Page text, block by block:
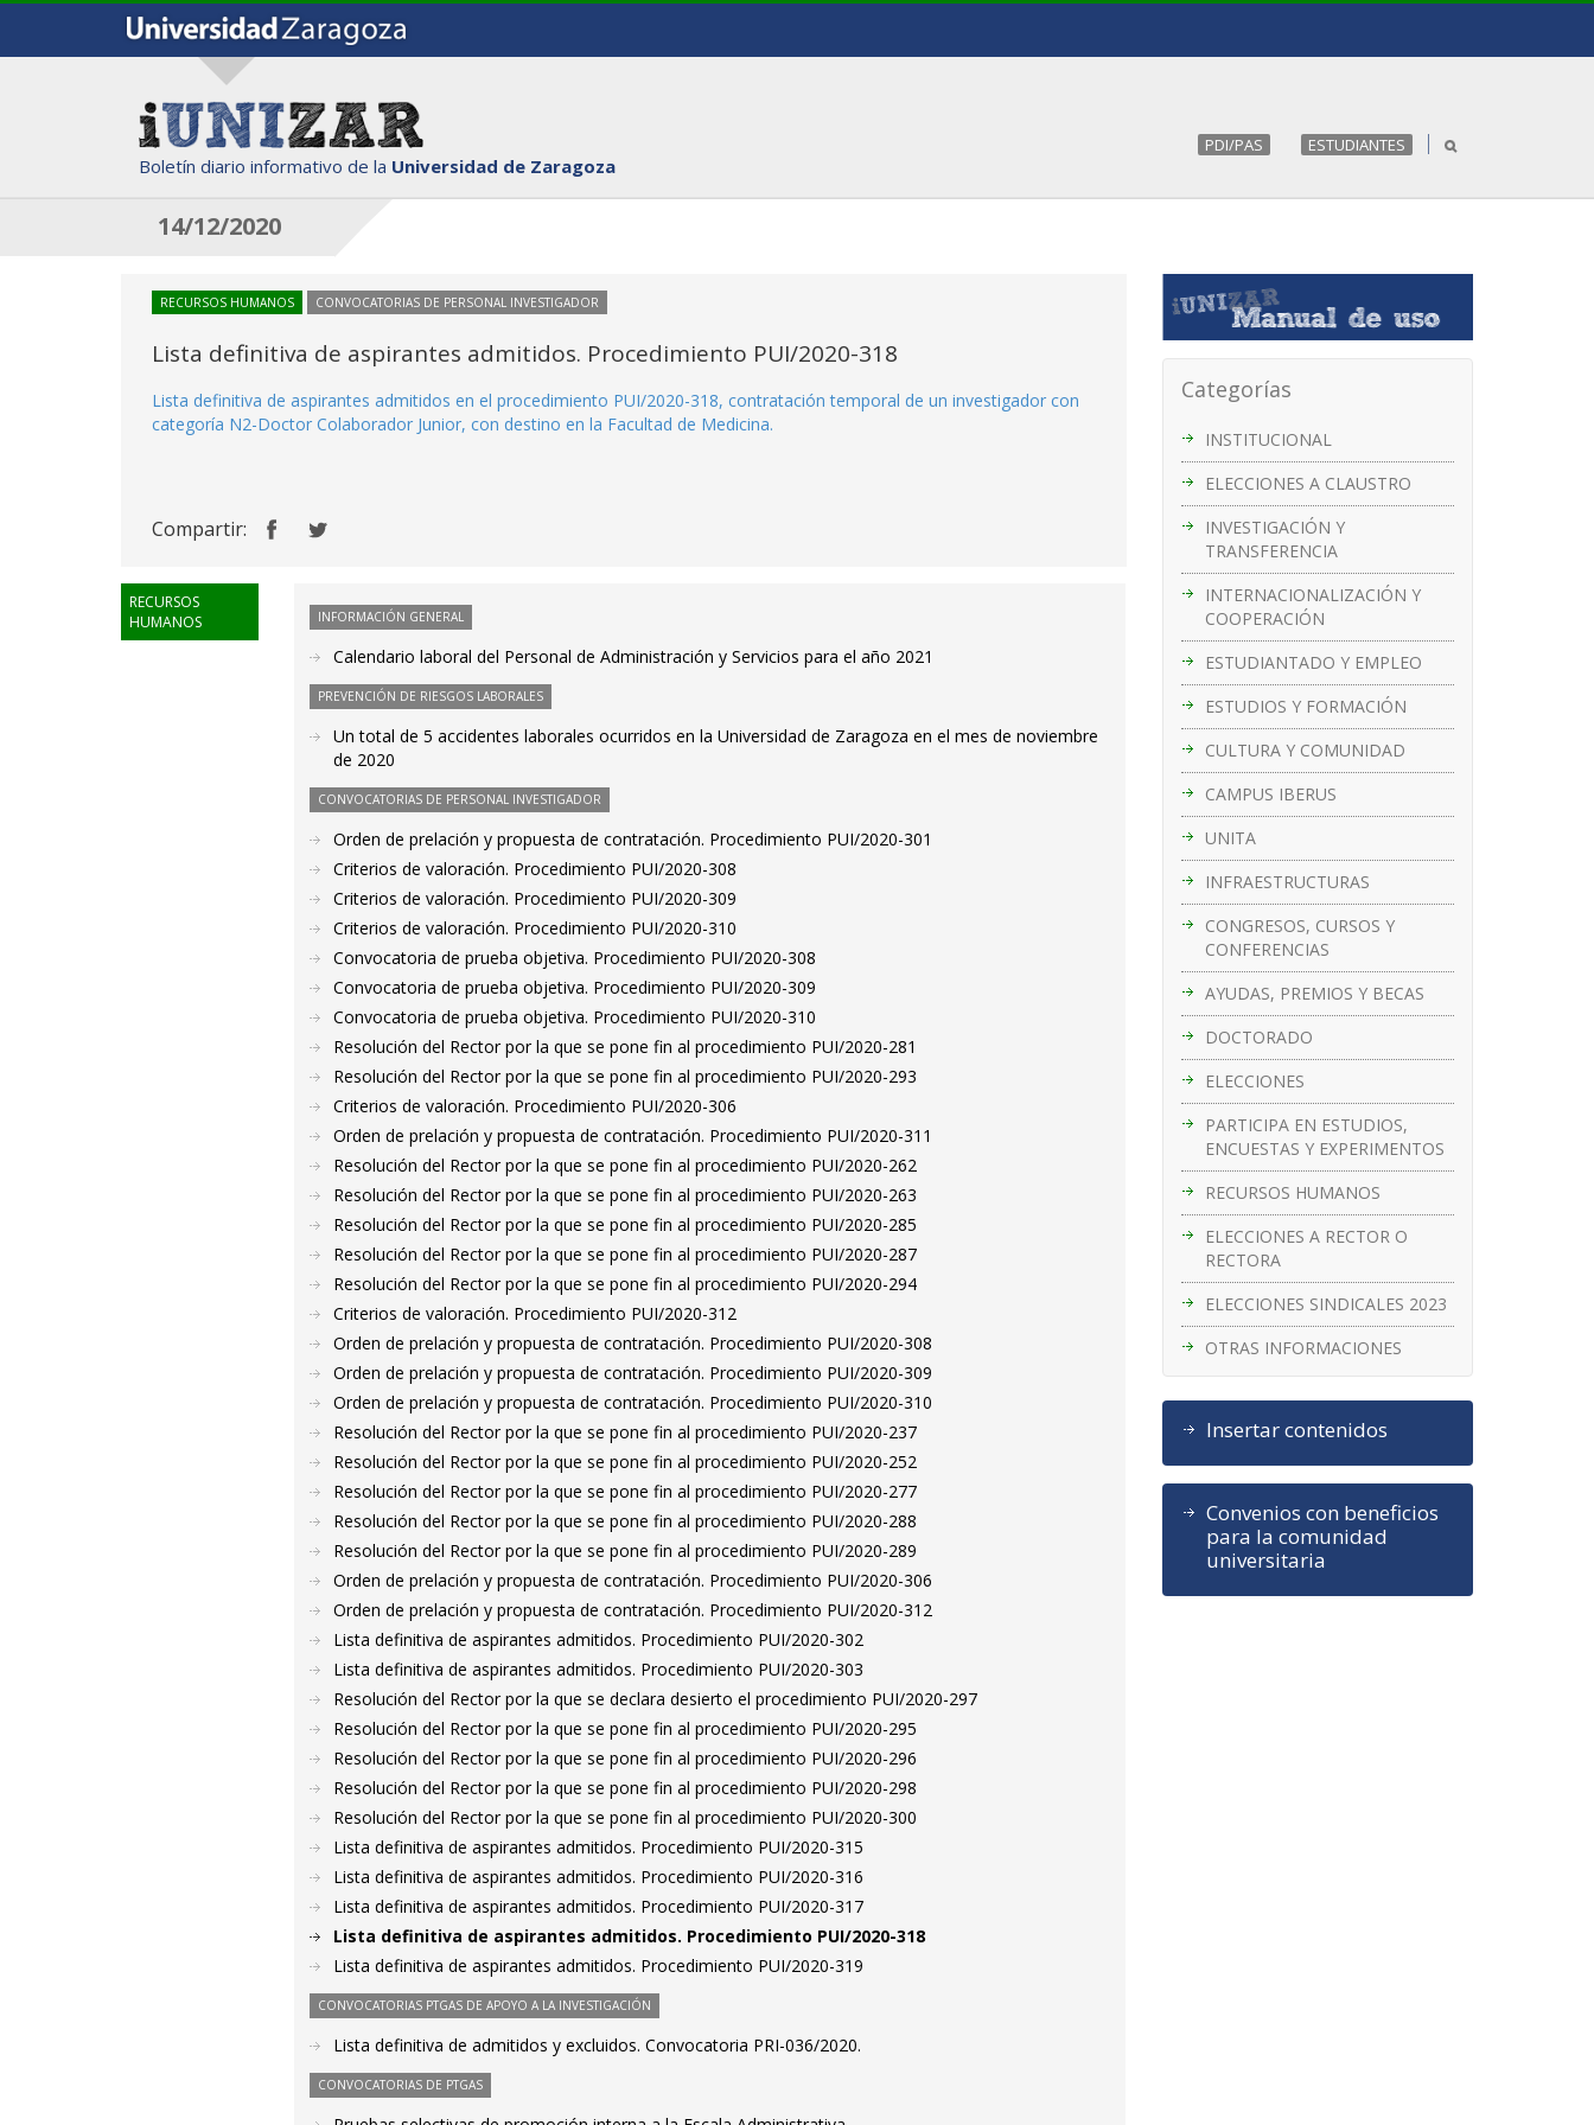
Boletín diario informativo de la Universidad de Zaragoza
PDI/PAS ESTUDIANTES
14/12/2020
Categorías
INSTITUCIONAL
ELECCIONES A CLAUSTRO
INVESTIGACIÓN Y
TRANSFERENCIA
INTERNACIONALIZACIÓN Y
COOPERACIÓN
ESTUDIANTADO Y EMPLEO
ESTUDIOS Y FORMACIÓN
CULTURA Y COMUNIDAD
CAMPUS IBERUS
UNITA
INFRAESTRUCTURAS
CONGRESOS, CURSOS Y
CONFERENCIAS
AYUDAS, PREMIOS Y BECAS
DOCTORADO
ELECCIONES
PARTICIPA EN ESTUDIOS,
ENCUESTAS Y EXPERIMENTOS
RECURSOS HUMANOS
ELECCIONES A RECTOR O
RECTORA
ELECCIONES SINDICALES 2023
OTRAS INFORMACIONES
Insertar contenidos
Convenios con beneficios
para la comunidad
universitaria
RECURSOS HUMANOS CONVOCATORIAS DE PERSONAL INVESTIGADOR
Lista definitiva de aspirantes admitidos. Procedimiento PUI/2020-318
Lista definitiva de aspirantes admitidos en el procedimiento PUI/2020-318, contratación temporal de un investigador con
categoría N2-Doctor Colaborador Junior, con destino en la Facultad de Medicina.
Compartir:
RECURSOS
HUMANOS
INFORMACIÓN GENERAL
Calendario laboral del Personal de Administración y Servicios para el año 2021
PREVENCIÓN DE RIESGOS LABORALES
Un total de 5 accidentes laborales ocurridos en la Universidad de Zaragoza en el mes de noviembre
de 2020
CONVOCATORIAS DE PERSONAL INVESTIGADOR
Orden de prelación y propuesta de contratación. Procedimiento PUI/2020-301
Criterios de valoración. Procedimiento PUI/2020-308
Criterios de valoración. Procedimiento PUI/2020-309
Criterios de valoración. Procedimiento PUI/2020-310
Convocatoria de prueba objetiva. Procedimiento PUI/2020-308
Convocatoria de prueba objetiva. Procedimiento PUI/2020-309
Convocatoria de prueba objetiva. Procedimiento PUI/2020-310
Resolución del Rector por la que se pone fin al procedimiento PUI/2020-281
Resolución del Rector por la que se pone fin al procedimiento PUI/2020-293
Criterios de valoración. Procedimiento PUI/2020-306
Orden de prelación y propuesta de contratación. Procedimiento PUI/2020-311
Resolución del Rector por la que se pone fin al procedimiento PUI/2020-262
Resolución del Rector por la que se pone fin al procedimiento PUI/2020-263
Resolución del Rector por la que se pone fin al procedimiento PUI/2020-285
Resolución del Rector por la que se pone fin al procedimiento PUI/2020-287
Resolución del Rector por la que se pone fin al procedimiento PUI/2020-294
Criterios de valoración. Procedimiento PUI/2020-312
Orden de prelación y propuesta de contratación. Procedimiento PUI/2020-308
Orden de prelación y propuesta de contratación. Procedimiento PUI/2020-309
Orden de prelación y propuesta de contratación. Procedimiento PUI/2020-310
Resolución del Rector por la que se pone fin al procedimiento PUI/2020-237
Resolución del Rector por la que se pone fin al procedimiento PUI/2020-252
Resolución del Rector por la que se pone fin al procedimiento PUI/2020-277
Resolución del Rector por la que se pone fin al procedimiento PUI/2020-288
Resolución del Rector por la que se pone fin al procedimiento PUI/2020-289
Orden de prelación y propuesta de contratación. Procedimiento PUI/2020-306
Orden de prelación y propuesta de contratación. Procedimiento PUI/2020-312
Lista definitiva de aspirantes admitidos. Procedimiento PUI/2020-302
Lista definitiva de aspirantes admitidos. Procedimiento PUI/2020-303
Resolución del Rector por la que se declara desierto el procedimiento PUI/2020-297
Resolución del Rector por la que se pone fin al procedimiento PUI/2020-295
Resolución del Rector por la que se pone fin al procedimiento PUI/2020-296
Resolución del Rector por la que se pone fin al procedimiento PUI/2020-298
Resolución del Rector por la que se pone fin al procedimiento PUI/2020-300
Lista definitiva de aspirantes admitidos. Procedimiento PUI/2020-315
Lista definitiva de aspirantes admitidos. Procedimiento PUI/2020-316
Lista definitiva de aspirantes admitidos. Procedimiento PUI/2020-317
Lista definitiva de aspirantes admitidos. Procedimiento PUI/2020-318
Lista definitiva de aspirantes admitidos. Procedimiento PUI/2020-319
CONVOCATORIAS PTGAS DE APOYO A LA INVESTIGACIÓN
Lista definitiva de admitidos y excluidos. Convocatoria PRI-036/2020.
CONVOCATORIAS DE PTGAS